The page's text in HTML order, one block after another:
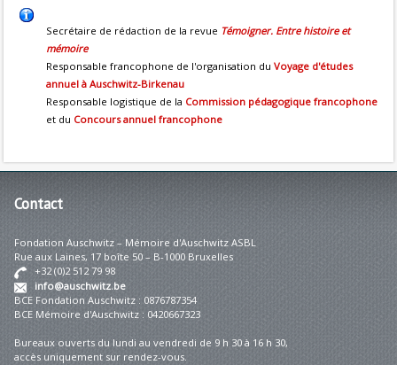
Secrétaire de rédaction de la revue Témoigner. Entre histoire et
mémoire
Responsable francophone de l'organisation du Voyage d'études
annuel à Auschwitz-Birkenau
Responsable logistique de la Commission pédagogique francophone
et du Concours annuel francophone
Contact
Fondation Auschwitz – Mémoire d'Auschwitz ASBL
Rue aux Laines, 17 boîte 50 – B-1000 Bruxelles
+32 (0)2 512 79 98
info@auschwitz.be
BCE Fondation Auschwitz : 0876787354
BCE Mémoire d'Auschwitz : 0420667323
Bureaux ouverts du lundi au vendredi de 9 h 30 à 16 h 30,
accès uniquement sur rendez-vous.